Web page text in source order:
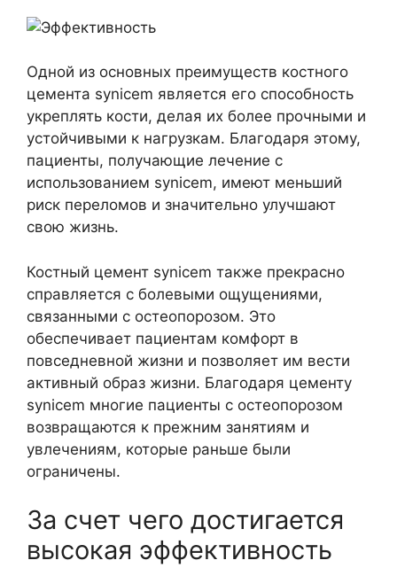
Одной из основных преимуществ костного
цемента synicem является его способность
укреплять кости, делая их более прочными и
устойчивыми к нагрузкам. Благодаря этому,
пациенты, получающие лечение с
использованием synicem, имеют меньший
риск переломов и значительно улучшают
свою жизнь.
Костный цемент synicem также прекрасно
справляется с болевыми ощущениями,
связанными с остеопорозом. Это
обеспечивает пациентам комфорт в
повседневной жизни и позволяет им вести
активный образ жизни. Благодаря цементу
synicem многие пациенты с остеопорозом
возвращаются к прежним занятиям и
увлечениям, которые раньше были
ограничены.
За счет чего достигается
высокая эффективность